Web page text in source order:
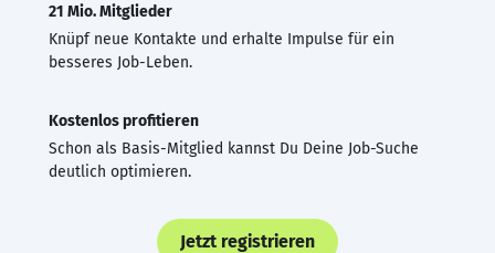
21 Mio. Mitglieder
Knüpf neue Kontakte und erhalte Impulse für ein
besseres Job-Leben.
Kostenlos profitieren
Schon als Basis-Mitglied kannst Du Deine Job-Suche
deutlich optimieren.
Jetzt registrieren